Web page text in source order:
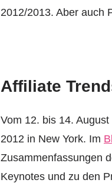
2012/2013. Aber auch
Affiliate
Vom 12. bis 14.
2012 in New York. Im
Zusammenfassungen
Keynotes und zu den